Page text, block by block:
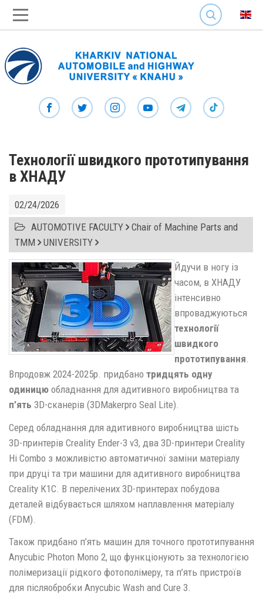
SEARCH
Технології швидкого прототипування
в ХНАДУ
02/24/2026
AUTOMOTIVE FACULTY Chair of Machine Parts and
TMM UNIVERSITY
Йдучи в ногу із
часом, в ХНАДУ
інтенсивно
впроваджуються
технології
швидкого
прототипування.
Впродовж 2024-2025р. придбано тридцять одну
одиницю обладнання для адитивного виробництва та
п’ять 3D-сканерів (3DMakerpro Seal Lite).
Серед обладнання для адитивного виробництва шість
3D-принтерів Creality Ender-3 v3, два 3D-принтери Creality
Hi Combo з можливістю автоматичної заміни матеріалу
при друці та три машини для адитивного виробництва
Creality К1С. В перелічених 3D-принтерах побудова
деталей відбувається шляхом наплавлення матеріалу
(FDM).
Також придбано п’ять машин для точного прототипування
Anycubic Photon Mono 2, що функціонують за технологією
полімеризації рідкого фотополімеру, та п’ять пристроїв
для післяобробки Anycubic Wash and Cure 3.